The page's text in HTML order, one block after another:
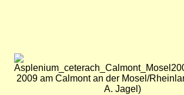
Bild
2009 am Calmont an der Mosel/
A. Jagel)